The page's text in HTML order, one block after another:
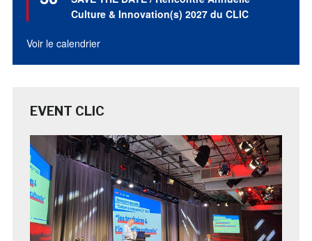
avant
Culture & Innovation(s) 2027 du CLIC
Voir le calendrier
EVENT CLIC